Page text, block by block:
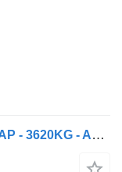
Van Hool A3C002 20 30FT TANK/SWAP - 3620KG - ADR - BPW Assen Disc - Alcoa